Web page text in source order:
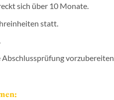
sich über 10 Monate.
statt.
Abschlussprüfung vorzubereiten